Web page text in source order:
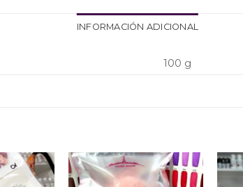
INFORMACIÓN ADICIONAL
100 g